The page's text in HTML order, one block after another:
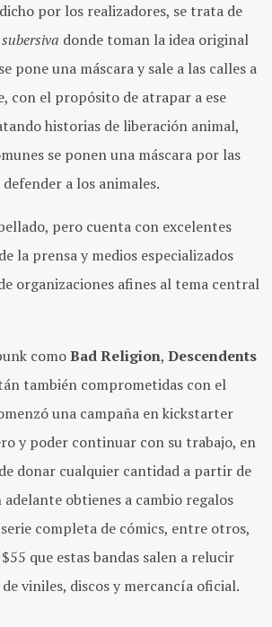
por los realizadores, se trata de
subersiva donde toman la idea original
pone una máscara y sale a las calles a
con el propósito de atrapar a ese
historias de liberación animal,
se ponen una máscara por las
a los animales.
pero cuenta con excelentes
la prensa y medios especializados
organizaciones afines al tema central
comoBad Religion, Descendents
también comprometidas con el
una campaña en kickstarter
y poder continuar con su trabajo, en
donar cualquier cantidad a partir de
adelante obtienes a cambio regalos
completa de cómics, entre otros,
que estas bandas salen a relucir
viniles, discos y mercancía oficial.